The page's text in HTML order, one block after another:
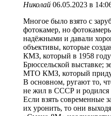
Николай 06.05.2023 в
Многое было взято с
фотокамер, но
надёжными и давали
объективы, которые
КМЗ, который в 1958
Брюссельской выставке;
МТО КМЗ, который
В основном, ругают то,
не жил в СССР и родился
Если взять современные
их уронить, то они